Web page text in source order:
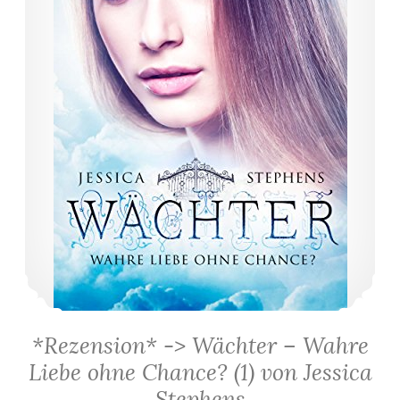
*Rezension* -> Wächter – Wahre
Liebe ohne Chance? (1) von Jessica